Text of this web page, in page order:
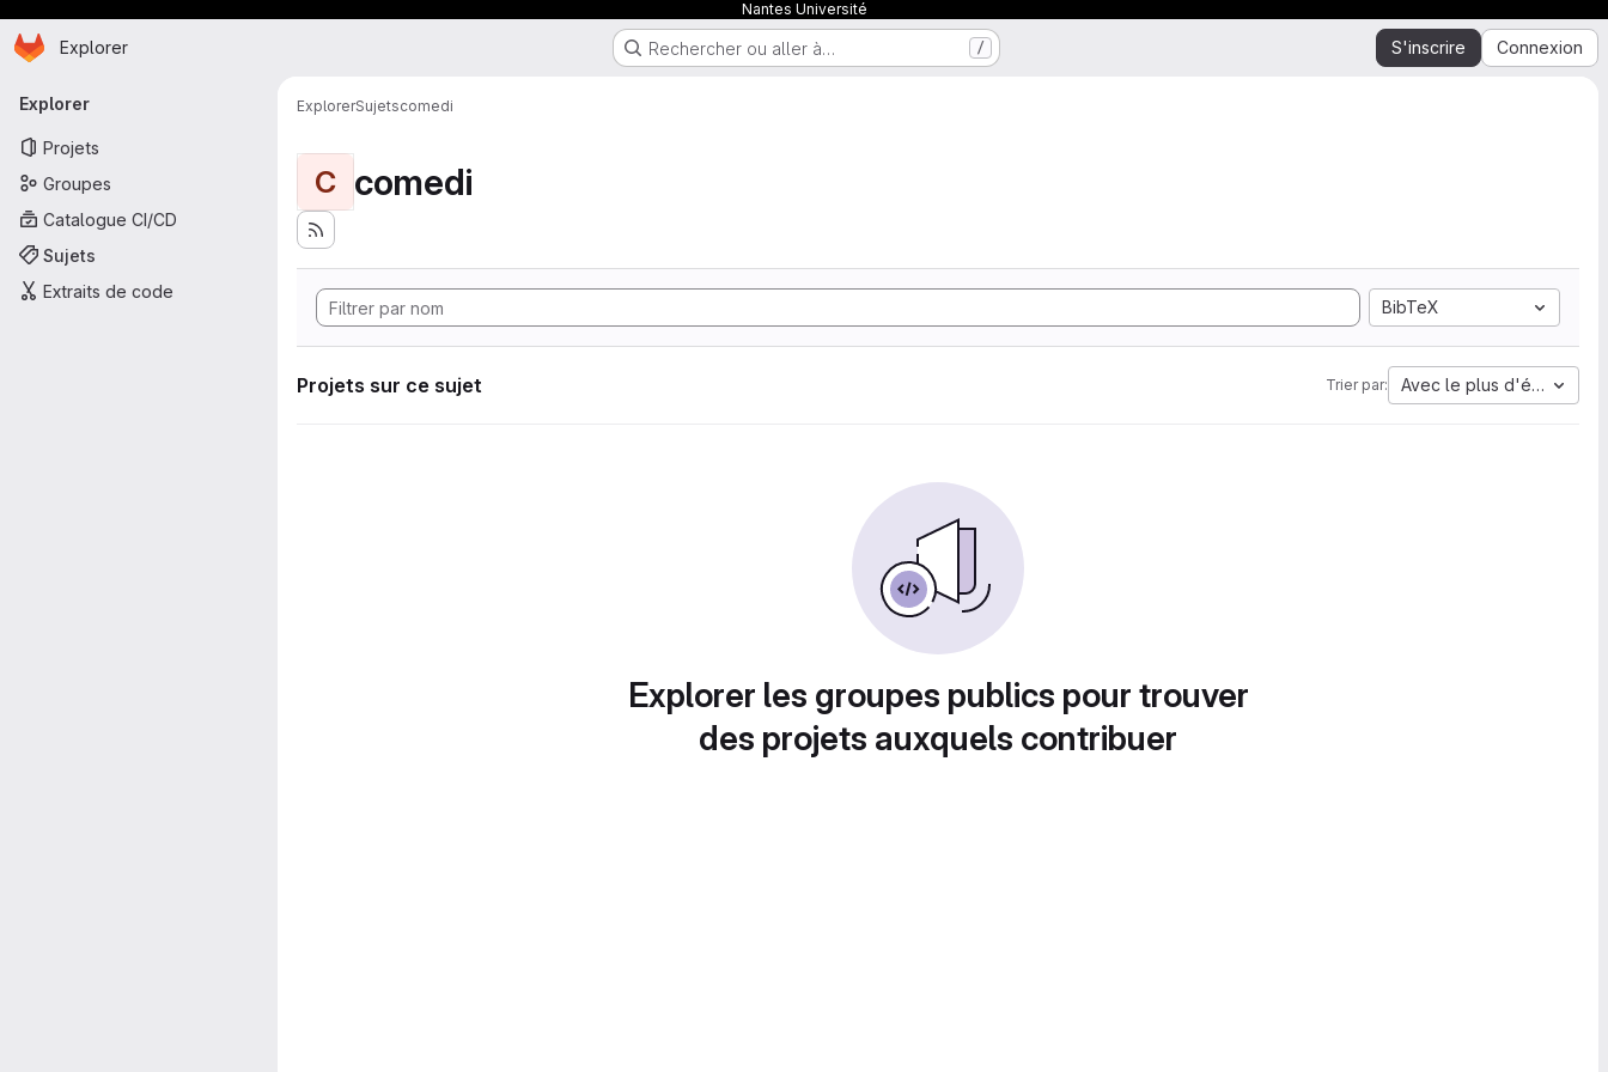
Nantes Université
Passer au contenu principal
Page d'accueil
Explorer Rechercher ou aller à… / S'inscrire Connexion
Navigation principale
Explorer
Projets
Groupes
Catalogue CI/CD
Sujets
Extraits de code
ExplorerSujetscomedi
C comedi
BibTeX
Projets sur ce sujet Trier par: Avec le plus d'étoiles
Explorer les groupes publics pour trouver
des projets auxquels contribuer